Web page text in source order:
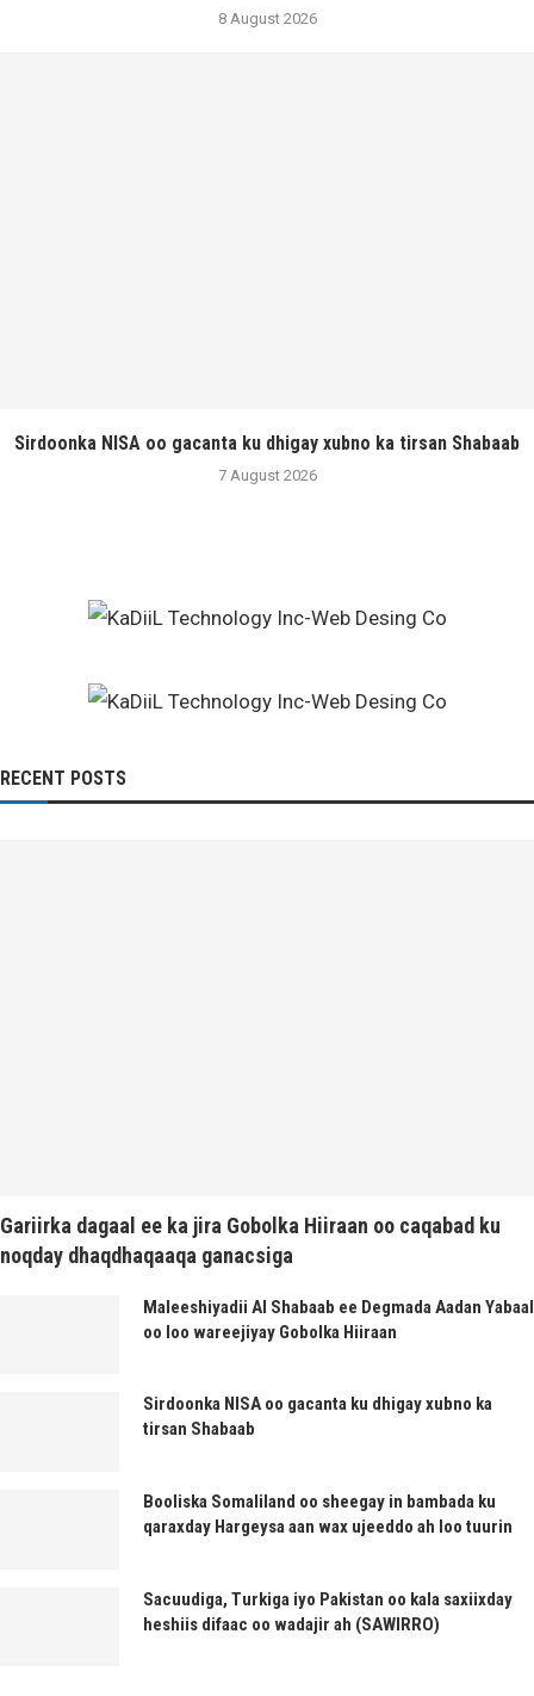
8 August 2026
Sirdoonka NISA oo gacanta ku dhigay xubno ka tirsan Shabaab
7 August 2026
RECENT POSTS
Gariirka dagaal ee ka jira Gobolka Hiiraan oo caqabad ku
noqday dhaqdhaqaaqa ganacsiga
Maleeshiyadii Al Shabaab ee Degmada Aadan Yabaal
oo loo wareejiyay Gobolka Hiiraan
Sirdoonka NISA oo gacanta ku dhigay xubno ka
tirsan Shabaab
Booliska Somaliland oo sheegay in bambada ku
qaraxday Hargeysa aan wax ujeeddo ah loo tuurin
Sacuudiga, Turkiga iyo Pakistan oo kala saxiixday
heshiis difaac oo wadajir ah (SAWIRRO)